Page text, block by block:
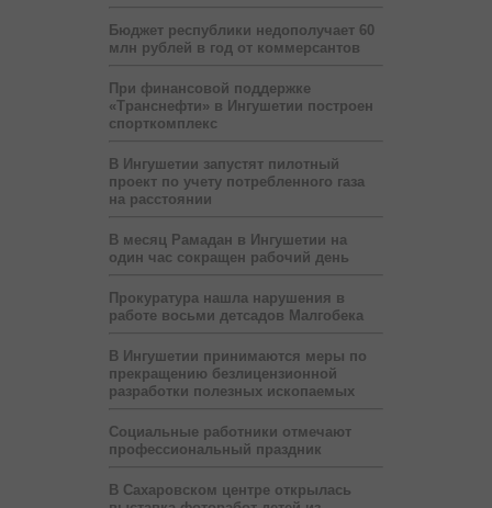
Бюджет республики недополучает 60
млн рублей в год от коммерсантов
При финансовой поддержке
«Транснефти» в Ингушетии построен
спорткомплекс
В Ингушетии запустят пилотный
проект по учету потребленного газа
на расстоянии
В месяц Рамадан в Ингушетии на
один час сокращен рабочий день
Прокуратура нашла нарушения в
работе восьми детсадов Малгобека
В Ингушетии принимаются меры по
прекращению безлицензионной
разработки полезных ископаемых
Социальные работники отмечают
профессиональный праздник
В Сахаровском центре открылась